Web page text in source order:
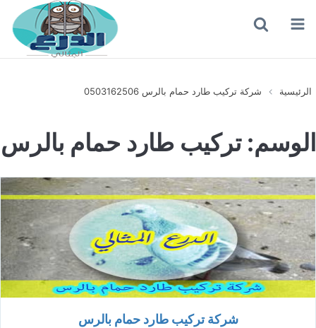
القائمة
الرئيسية شركة تركيب طارد حمام بالرس 0503162506
الوسم:تركيب طارد حمام بالرس
شركة تركيب طارد حمام بالرس